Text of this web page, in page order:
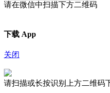
请在微信中扫描下方二维码
下载 App
关闭
请扫描或长按识别上方二维码